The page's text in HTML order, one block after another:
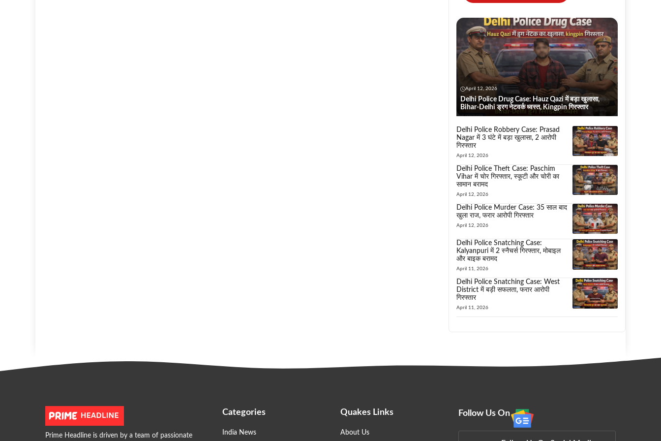
April 12, 2026
Delhi Police Drug Case: Hauz Qazi में बड़ा खुलासा,
Bihar-Delhi ड्रग नेटवर्क ध्वस्त, Kingpin गिरफ्तार
Delhi Police Robbery Case: Prasad
Nagar में 3 घंटे में बड़ा खुलासा, 2 आरोपी
गिरफ्तार
April 12, 2026
Delhi Police Theft Case: Paschim
Vihar में चोर गिरफ्तार, स्कूटी और चोरी का
सामान बरामद
April 12, 2026
Delhi Police Murder Case: 35 साल बाद
खुला राज, फरार आरोपी गिरफ्तार
April 12, 2026
Delhi Police Snatching Case:
Kalyanpuri में 2 स्नैचर्स गिरफ्तार, मोबाइल
और बाइक बरामद
April 11, 2026
Delhi Police Snatching Case: West
District में बड़ी सफलता, फरार आरोपी
गिरफ्तार
April 11, 2026
Prime Headline is driven by a team of passionate
Categories
India News
Quakes Links
About Us
Follow Us On